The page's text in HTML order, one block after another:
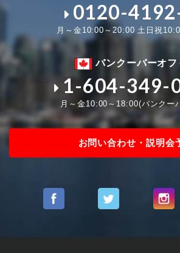
0120-
月～金10:00～20:00 土日祝
バンクーバーオフ
1-604-349-
月～金10:00～18:00(バンクー
お問い合わせ・説明会